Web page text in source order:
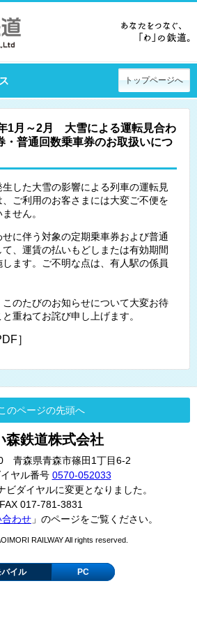
トップページへ
1月～2月 大雪による運転見合わ
・普通回数乗車券のお取扱いにつ
した大雪の影響による列車の運転見
ご利用のお客さまには大変ご不便を
せん。
に伴う対象の定期乗車券および普通
、運賃の払いもどしまたは有効期間
ます。ご不明な点は、有人駅の係員
のたびのお知らせについて大変お待
重ねてお詫び申し上げます。
］
のページの先頭へ
森鉄道株式会社
青森県青森市篠田1丁目6-2
ヤル番号 0570-052033
ビダイヤルに変更となりました。
FAX 017-781-3831
合わせ 」のページをご覧ください。
RAILWAY All rights reserved.
バイル PC